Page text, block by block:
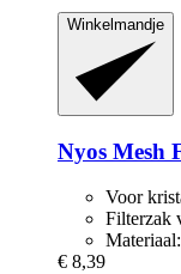
Winkelmandje
Nyos Mesh
Voor
Filterzak
€ 8,39